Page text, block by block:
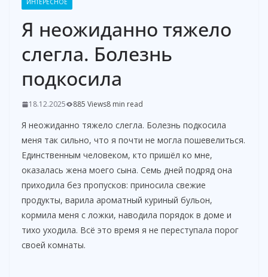
ИНТЕРЕСНОЕ
Я неожиданно тяжело
слегла. Болезнь
подкосила
18.12.2025 885 Views8 min read
Я неожиданно тяжело слегла. Болезнь подкосила
меня так сильно, что я почти не могла пошевелиться.
Единственным человеком, кто пришёл ко мне,
оказалась жена моего сына. Семь дней подряд она
приходила без пропусков: приносила свежие
продукты, варила ароматный куриный бульон,
кормила меня с ложки, наводила порядок в доме и
тихо уходила. Всё это время я не переступала порог
своей комнаты.